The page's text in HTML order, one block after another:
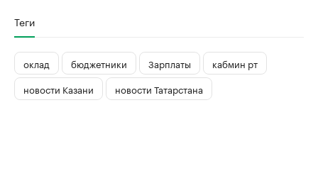
Теги
оклад бюджетники Зарплаты
кабмин рт
новости Казани
новости Татарстана